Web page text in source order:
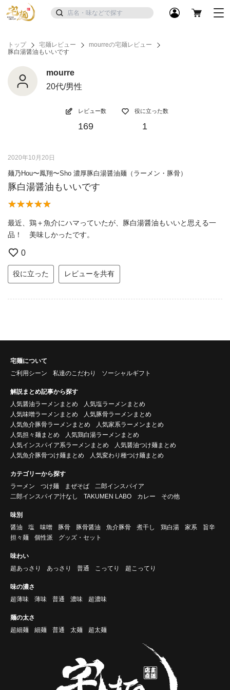
トップ 宅麺レビュー
mourreの宅麺レビュー
豚白湯醤油もいいです
mourre
20代/男性
レビュー数
169
役に立った数
1
2020年10月20日
麺乃Hou〜鳳翔〜Sho 濃厚豚白湯醤油麺（ラーメン・豚骨）
豚白湯醤油もいいです
最近、鶏＋魚介にハマっていたが、豚白湯醤油もいいと思える一
品！ 美味しかったです。
0
役に立った レビューを共有
宅麺について
ご利用シーン
私達のこだわり ソーシャルギフト
解説まとめ記事から探す
人気醤油ラーメンまとめ
人気塩ラーメンまとめ
人気味噌ラーメンまとめ
人気豚骨ラーメンまとめ
人気魚介豚骨ラーメンまとめ
人気家系ラーメンまとめ
人気担々麺まとめ
人気鶏白湯ラーメンまとめ
人気インスパイア系ラーメンまとめ
人気醤油つけ麺まとめ
人気魚介豚骨つけ麺まとめ
人気変わり種つけ麺まとめ
カテゴリーから探す
ラーメン
つけ麺 まぜそば
二郎インスパイア
二郎インスパイア汁なし
TAKUMEN LABO カレー その他
味別
醤油
塩 味噌 豚骨 豚骨醤油 魚介豚骨 煮干し 鶏白湯 家系
旨辛
担々麺
個性派 グッズ・セット
味わい
超あっさり
あっさり 普通 こってり 超こってり
味の濃さ
超薄味
薄味 普通 濃味 超濃味
麺の太さ
超細麺
細麺 普通 太麺 超太麺